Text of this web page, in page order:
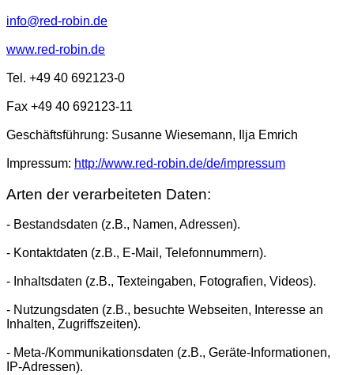
info@red-robin.de
www.red-robin.de
Tel. +49 40 692123-0
Fax +49 40 692123-11
Geschäftsführung: Susanne Wiesemann, Ilja Emrich
Impressum: http://www.red-robin.de/de/impressum
Arten der verarbeiteten Daten:
- Bestandsdaten (z.B., Namen, Adressen).
- Kontaktdaten (z.B., E-Mail, Telefonnummern).
- Inhaltsdaten (z.B., Texteingaben, Fotografien, Videos).
- Nutzungsdaten (z.B., besuchte Webseiten, Interesse an
Inhalten, Zugriffszeiten).
- Meta-/Kommunikationsdaten (z.B., Geräte-Informationen,
IP-Adressen).